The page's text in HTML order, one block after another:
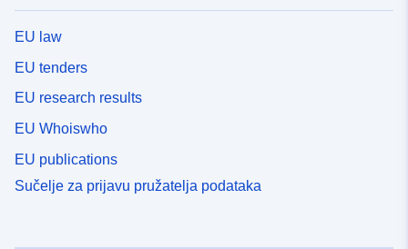
EU law
EU tenders
EU research results
EU Whoiswho
EU publications
Sučelje za prijavu pružatelja podataka